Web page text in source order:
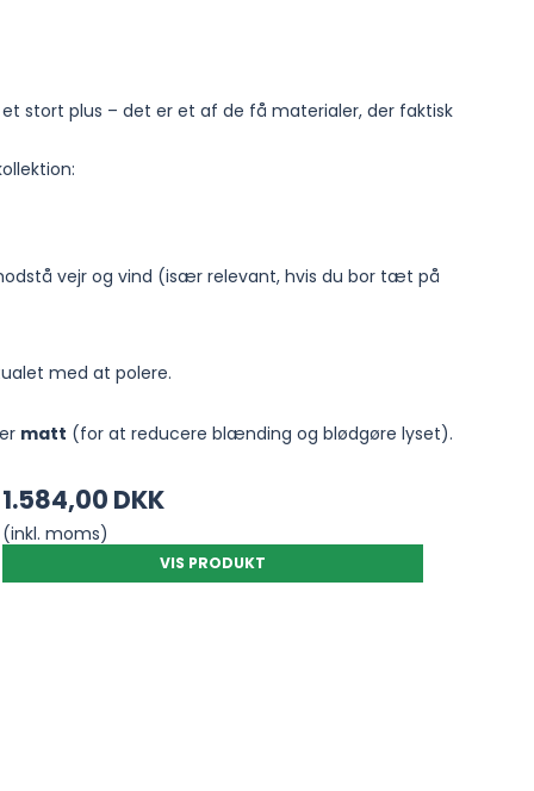
stort plus – det er et af de få materialer, der faktisk
vejr og vind (især relevant, hvis du bor tæt på
med at polere.
matt (for at reducere blænding og blødgøre lyset).
1.584,00 DKK
(inkl. moms)
VIS PRODUKT